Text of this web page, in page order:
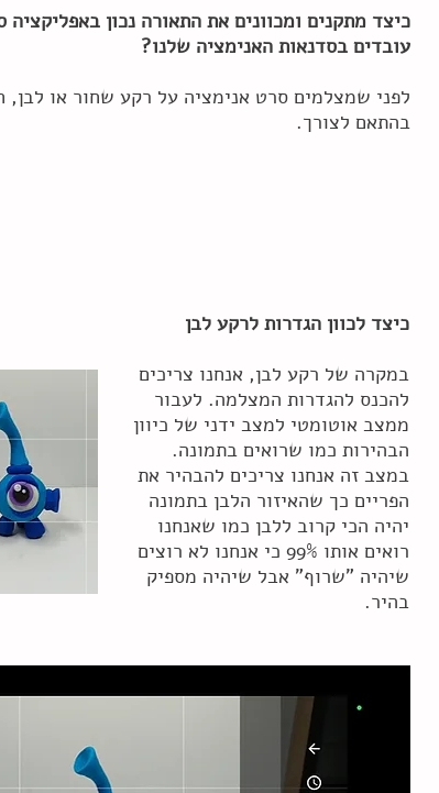
כיצד מתקנים ומכוונים את התאורה נכון באפליקציה
עובדים בסדנאות האנימציה שלנו?
לפני שמצלמים סרט אנימציה על רקע שחור או לבן,
בהתאם לצורך.
כיצד לכוון הגדרות לרקע לבן
במקרה של רקע לבן, אנחנו צריכים
להכנס להגדרות המצלמה. לעבור
ממצב אוטומטי למצב ידני של כיוון
הבהירות כמו שרואים בתמונה.
במצב זה אנחנו צריכים להבהיר את
הפריים כך שהאיזור הלבן בתמונה
יהיה הכי קרוב ללבן כמו שאנחנו
רואים אותו 99% כי אנחנו לא רוצים
שיהיה "שרוף" אבל שיהיה מספיק
בהיר.